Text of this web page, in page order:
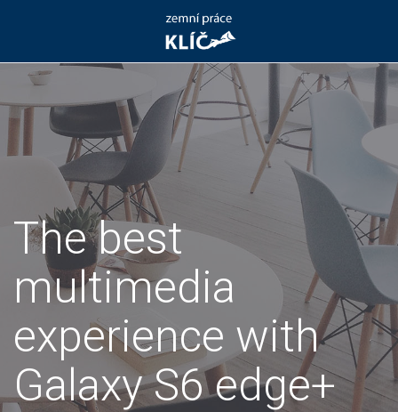
The best
multimedia
experience with
Galaxy S6 edge+